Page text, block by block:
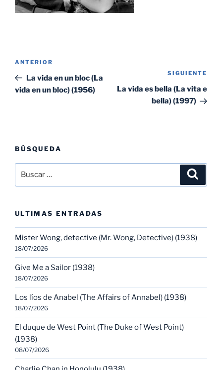
entradas
Entrada
anterior:
ANTERIOR
La vida en un bloc (La
vida en un bloc) (1956)
SIGUIENTE
La vida es bella (La vita e
bella) (1997)
BÚSQUEDA
por:
ULTIMAS ENTRADAS
Mister Wong, detective (Mr. Wong, Detective) (1938)
18/07/2026
Give Me a Sailor (1938)
18/07/2026
Los líos de Anabel (The Affairs of Annabel) (1938)
18/07/2026
El duque de West Point (The Duke of West Point)
(1938)
08/07/2026